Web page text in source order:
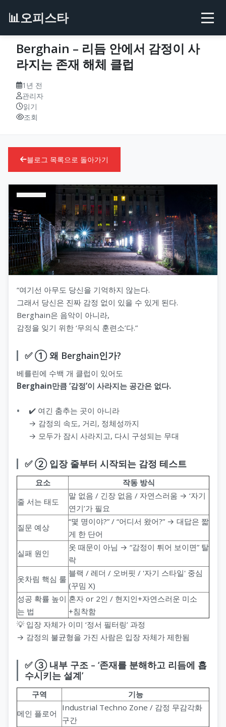
📊오피스타
코스
Berghain – 리듬 안에서 감정이 사
라지는 존재 해체 클럽
1년 전
관리자
읽기
조회
블로그 목록으로 돌아가기
“여기선 아무도 당신을 기억하지 않는다.
그래서 당신은 진짜 감정 없이 있을 수 있게 된다.
Berghain은 음악이 아니라,
감정을 잊기 위한 ‘무의식 훈련소’다.”
✅ ① 왜 Berghain인가?
베를린에 수백 개 클럽이 있어도
Berghain만큼 ‘감정’이 사라지는 공간은 없다.
✔️ 여긴 춤추는 곳이 아니라
→ 감정의 속도, 거리, 정체성까지
→ 모두가 잠시 사라지고, 다시 구성되는 무대
✅ ② 입장 줄부터 시작되는 감정 테스트
요소
작동 방식
줄 서는 태도
말 없음 / 긴장 없음 / 자연스러움 → ‘자기
연기’가 필요
질문 예상
“몇 명이야?” / “어디서 왔어?” → 대답은 짧
게 한 단어
실패 원인
옷 때문이 아님 → “감정이 튀어 보이면” 탈
락
옷차림 핵심 룰
블랙 / 레더 / 오버핏 / '자기 스타일' 중심
(꾸밈 X)
성공 확률 높이
는 법
혼자 or 2인 / 현지인+자연스러운 미소
+침착함
💡 입장 자체가 이미 ‘정서 필터링’ 과정
→ 감정의 불균형을 가진 사람은 입장 자체가 제한됨
✅ ③ 내부 구조 – ‘존재를 분해하고 리듬에 흡
수시키는 설계’
구역
기능
메인 플로어
Industrial Techno Zone / 감정 무감각화
구간